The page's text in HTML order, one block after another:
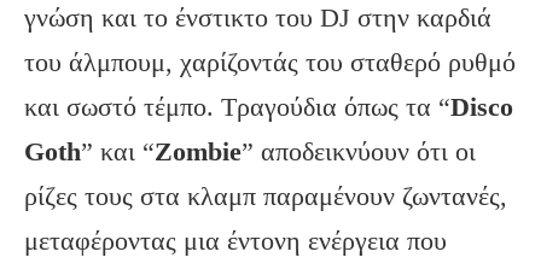
γνώση και το ένστικτο του DJ στην καρδιά
του άλμπουμ, χαρίζοντάς του σταθερό ρυθμό
και σωστό τέμπο. Τραγούδια όπως τα “Disco
Goth” και “Zombie” αποδεικνύουν ότι οι
ρίζες τους στα κλαμπ παραμένουν ζωντανές,
μεταφέροντας μια έντονη ενέργεια που